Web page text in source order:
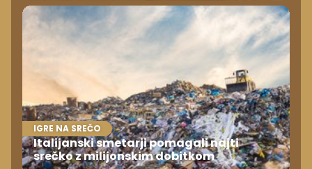
IGRE NA SREČO
Italijanski smetarji pomagali najti
srečko z milijonskim dobitkom